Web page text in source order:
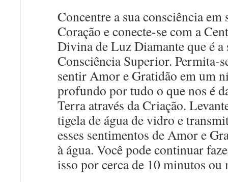
Concentre a sua consciência em
Coração e conecte-se com a
Divina de Luz Diamante que é a
Consciência Superior. Permita-
sentir Amor e Gratidão em um
profundo por tudo o que nos é
Terra através da Criação.
tigela de água de vidro e
esses sentimentos de Amor e
à água. Você pode continuar
isso por cerca de 10 minutos ou